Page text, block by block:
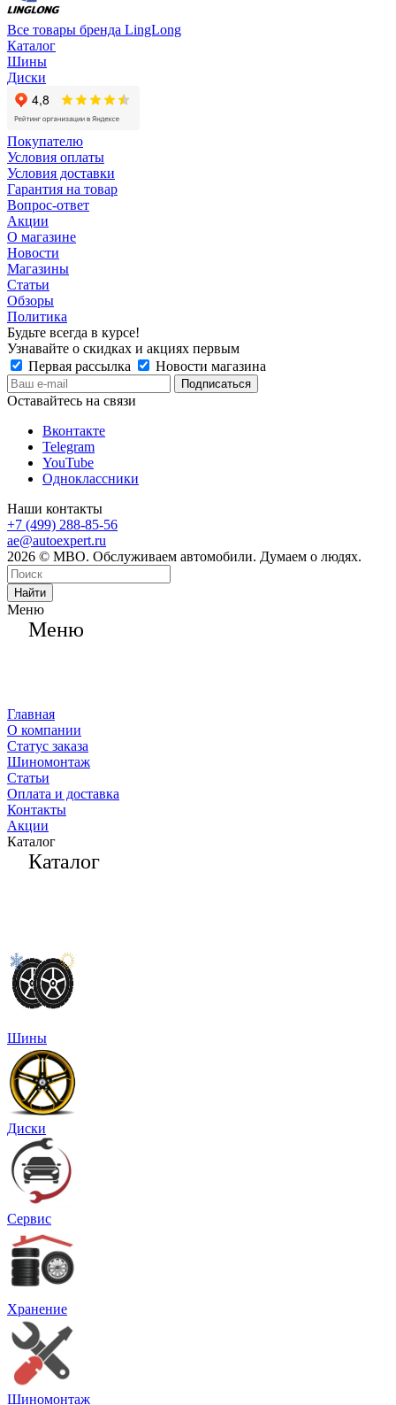
Все товары бренда LingLong
Каталог
Шины
Диски
Покупателю
Условия оплаты
Условия доставки
Гарантия на товар
Вопрос-ответ
Акции
О магазине
Новости
Магазины
Статьи
Обзоры
Политика
Будьте всегда в курсе!
Узнавайте о скидках и акциях первым
Первая рассылка
Новости магазина
Оставайтесь на связи
Вконтакте
Telegram
YouTube
Одноклассники
Наши контакты
+7 (499) 288-85-56
ae@autoexpert.ru
2026 © МВО. Обслуживаем автомобили. Думаем о людях.
Найти
Меню
Меню
Главная
О компании
Статус заказа
Шиномонтаж
Статьи
Оплата и доставка
Контакты
Акции
Каталог
Каталог
Шины
Диски
Сервис
Хранение
Шиномонтаж